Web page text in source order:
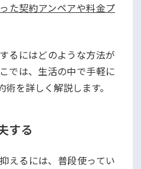
た契約アンペアや料金プ
るにはどのような方法が
では、生活の中で手軽に
を詳しく解説します。
する
えるには、普段使ってい